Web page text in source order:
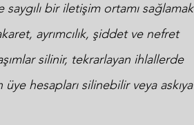
bir iletişim ortamı sağlamak
ayrımcılık, şiddet ve nefret
silinir, tekrarlayan ihlallerde
hesapları silinebilir veya askıya